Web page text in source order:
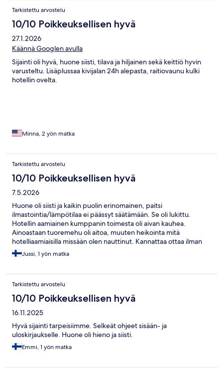
Tarkistettu arvostelu
10/10 Poikkeuksellisen hyvä
27.1.2026
Käännä Googlen avulla
Sijainti oli hyvä, huone siisti, tilava ja hiljainen sekä keittiö hyvin
varusteltu. Lisäplussaa kivijalan 24h alepasta, raitiovaunu kulki
hotellin ovelta.
Minna, 2 yön matka
Tarkistettu arvostelu
10/10 Poikkeuksellisen hyvä
7.5.2026
Huone oli siisti ja kaikin puolin erinomainen, paitsi
ilmastointia/lämpötilaa ei päässyt säätämään. Se oli lukittu.
Hotellin aamiainen kumppanin toimesta oli aivan kauhea.
Ainoastaan tuoremehu oli aitoa, muuten heikointa mitä
hotelliaamiaisilla missään olen nauttinut. Kannattaa ottaa ilman
aamiaista ja mennä tien toisella puolella olevaan Scandic -
hotelliin aamiaiselle!
Jussi, 1 yön matka
Tarkistettu arvostelu
10/10 Poikkeuksellisen hyvä
16.11.2025
Hyvä sijainti tarpeisiimme. Selkeät ohjeet sisään- ja
uloskirjaukselle. Huone oli hieno ja siisti.
Emmi, 1 yön matka